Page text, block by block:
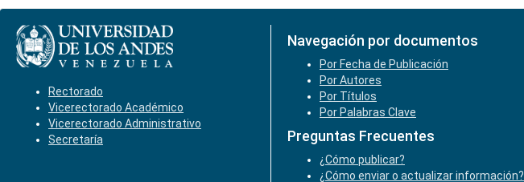
Rectorado
Vicerectorado Académico
Vicerectorado Administrativo
Secretaría
Navegación por documentos
Por Fecha de Publicación
Por Autores
Por Títulos
Por Palabras Clave
Preguntas Frecuentes
¿Cómo publicar?
¿Cómo enviar o actualizar información?